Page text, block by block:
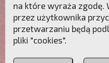
Przebudźmy
Polonia
Christiana
na które wyraża zgodę.
przez użytkownika
przetwarzaniu będą
pliki "cookies".